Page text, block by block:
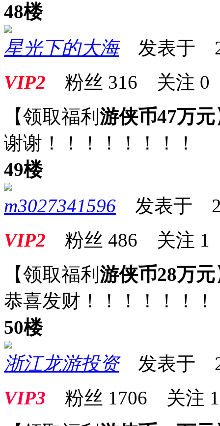
48楼
星光下的大海发表于
VIP2 粉丝 316 关注 0
【领取福利 游侠币47万元
谢谢！！！！！！！！
49楼
m3027341596 发表于
VIP2 粉丝 486 关注 1
【领取福利 游侠币28万元
恭喜发财！！！！！！！
50楼
浙江龙游投资发表于
VIP3 粉丝 1706 关注